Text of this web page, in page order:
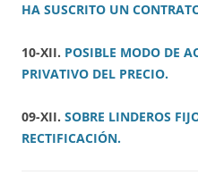
HA SUSCRITO UN
10-XII. POSIBLE MODO DE
PRIVATIVO DEL PRECIO.
09-XII. SOBRE LINDEROS
RECTIFICACIÓN.